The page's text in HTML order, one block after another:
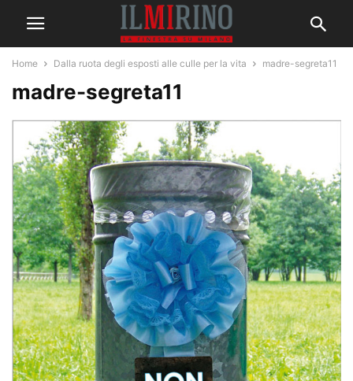
Home Dalla ruota degli esposti alle culle per la vita madre-segreta11
madre-segreta11